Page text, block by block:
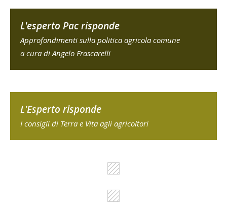
L'esperto Pac risponde
Approfondimenti sulla politica agricola comune
a cura di Angelo Frascarelli
L'Esperto risponde
I consigli di Terra e Vita agli agricoltori